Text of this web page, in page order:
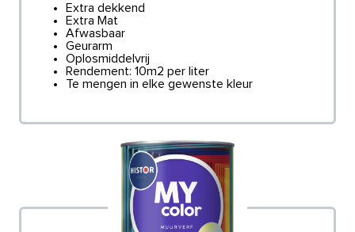
Extra dekkend
Extra Mat
Afwasbaar
Geurarm
Oplosmiddelvrij
Rendement: 10m2 per liter
Te mengen in elke gewenste kleur